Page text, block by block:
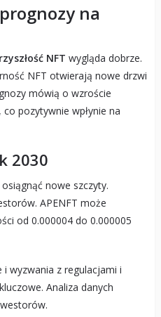
na
NFT wygląda dobrze.
NFT otwierają nowe drzwi
mówią o wzroście
pozytywnie wpłynie na
2030
nowe szczyty.
APENFT może
od 0.000004 do 0.000005
wyzwania z regulacjami i
Analiza danych